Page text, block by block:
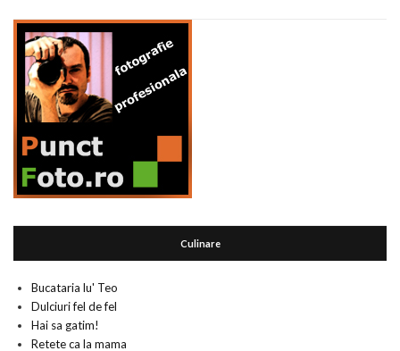
Culinare
Bucataria lu' Teo
Dulciuri fel de fel
Hai sa gatim!
Retete ca la mama